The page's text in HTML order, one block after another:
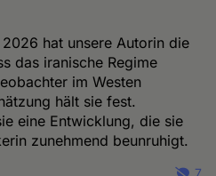
hat unsere Autorin die
das iranische Regime
im Westen
hält sie fest.
eine Entwicklung, die sie
zunehmend beunruhigt.